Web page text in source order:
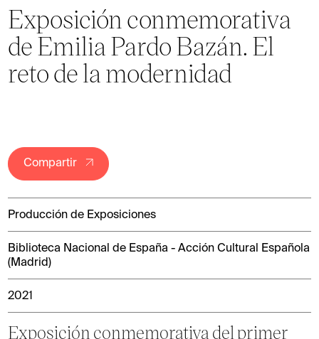
Exposición conmemorativa
de Emilia Pardo Bazán. El
reto de la modernidad
Compartir
Producción de Exposiciones
Biblioteca Nacional de España - Acción Cultural Española
(Madrid)
2021
Exposición conmemorativa del primer